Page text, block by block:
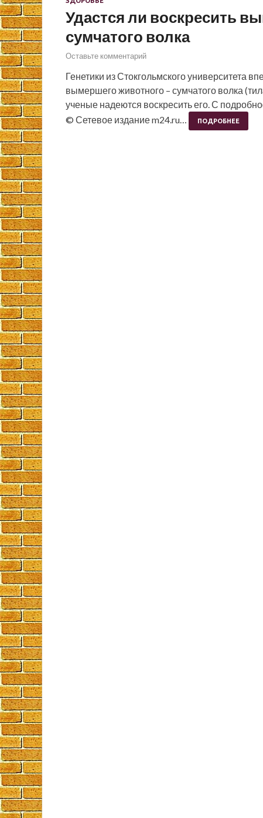
Удастся ли воскресить
сумчатого волка
Оставьте комментарий
Генетики из Стокгольмского университета
вымершего животного – сумчатого волка
ученые надеются воскресить его. С
© Сетевое издание m24.ru…
ПОДРОБНЕЕ